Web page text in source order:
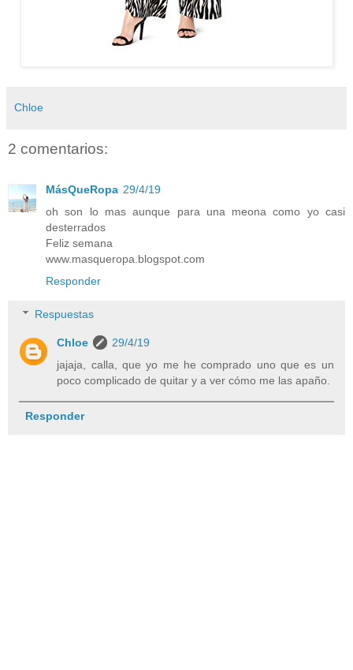
Chloe
2 comentarios:
MásQueRopa 29/4/19
oh son lo mas aunque para una meona como yo casi
desterrados
Feliz semana
www.masqueropa.blogspot.com
Responder
Respuestas
Chloe
29/4/19
jajaja, calla, que yo me he comprado uno que es un
poco complicado de quitar y a ver cómo me las apaño.
Responder